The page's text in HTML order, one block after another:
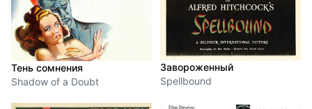
Тень сомнения
Shadow of a Doubt
Завороженный
Spellbound